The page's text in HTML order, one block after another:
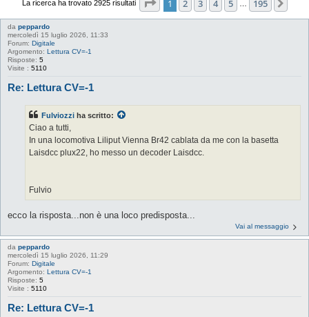
La ricerca ha trovato 2925 risultati 1 2 3 4 5 195
da peppardo
mercoledì 15 luglio 2026, 11:33
Forum: Digitale
Argomento: Lettura CV=-1
Risposte: 5
Visite : 5110
Re: Lettura CV=-1
Fulviozzi ha scritto:
Ciao a tutti,
In una locomotiva Liliput Vienna Br42 cablata da me con la basetta
Laisdcc plux22, ho messo un decoder Laisdcc.
Fulvio
ecco la risposta...non è una loco predisposta...
Vai al messaggio
da peppardo
mercoledì 15 luglio 2026, 11:29
Forum: Digitale
Argomento: Lettura CV=-1
Risposte: 5
Visite : 5110
Re: Lettura CV=-1